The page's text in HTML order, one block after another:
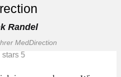
Randel
MedDirection